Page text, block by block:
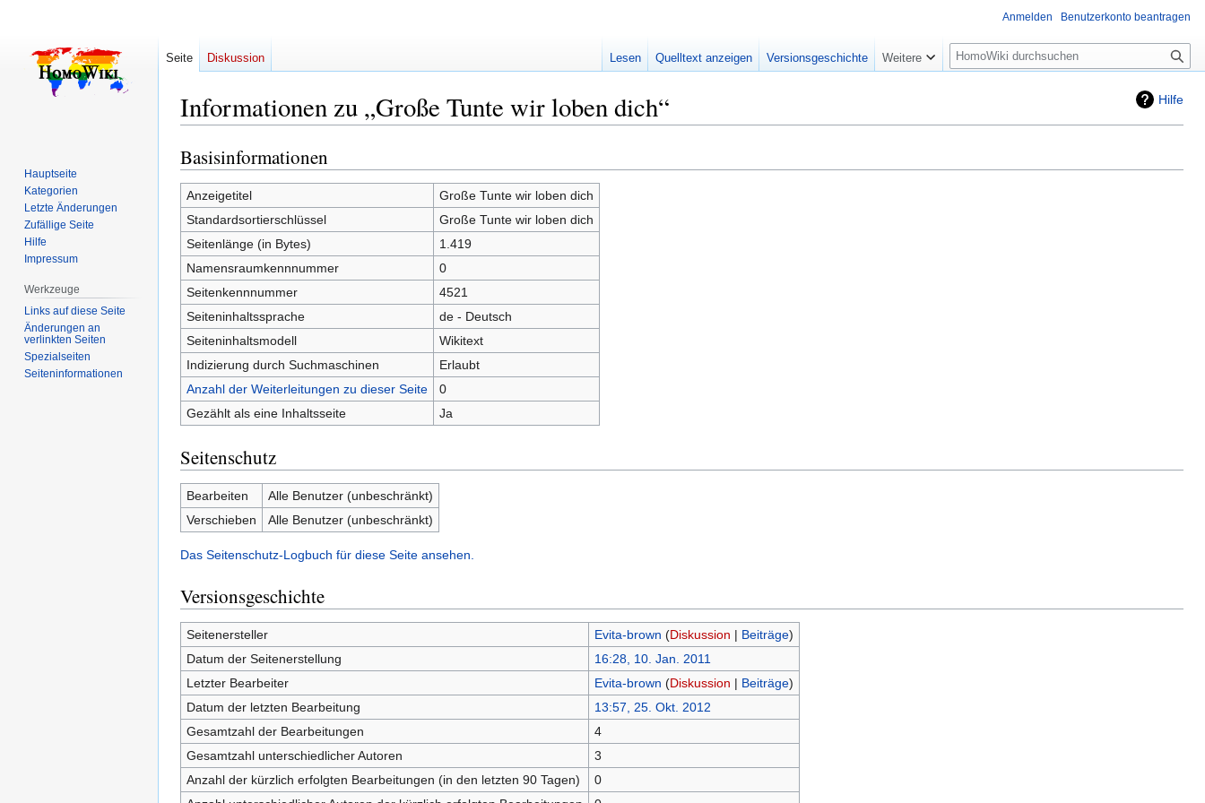
Hilfe
Informationen zu „Große Tunte wir loben dich“
Zur
Navigation
springen
Zur
Suche
springen
Basisinformationen
Anzeigetitel
Große Tunte wir loben dich
Standardsortierschlüssel
Große Tunte wir loben dich
Seitenlänge (in Bytes)
1.419
Namensraumkennnummer
0
Seitenkennnummer
4521
Seiteninhaltssprache
de - Deutsch
Seiteninhaltsmodell
Wikitext
Indizierung durch Suchmaschinen
Erlaubt
Anzahl der Weiterleitungen zu dieser Seite
0
Gezählt als eine Inhaltsseite
Ja
Seitenschutz
Bearbeiten
Alle Benutzer (unbeschränkt)
Verschieben
Alle Benutzer (unbeschränkt)
Das Seitenschutz-Logbuch für diese Seite ansehen.
Versionsgeschichte
Seitenersteller Evita-brown (Diskussion | Beiträge)
Datum der Seitenerstellung
16:28, 10. Jan. 2011
Letzter Bearbeiter
Evita-brown (Diskussion | Beiträge)
Datum der letzten Bearbeitung
13:57, 25. Okt. 2012
Gesamtzahl der Bearbeitungen
4
Gesamtzahl unterschiedlicher Autoren
3
Anzahl der kürzlich erfolgten Bearbeitungen (in den letzten 90 Tagen)
0
Anmelden Benutzerkonto beantragen
Seite Diskussion Lesen Quelltext anzeigen Versionsgeschichte Weitere
Suche
Hauptseite
Kategorien
Letzte Änderungen
Zufällige Seite
Hilfe
Impressum
Werkzeuge
Links auf diese Seite
Änderungen an
verlinkten Seiten
Spezialseiten
Seiten­­informationen